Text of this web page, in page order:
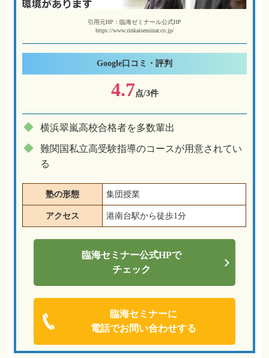
引用元HP：臨海ゼミナール公式HP
https://www.rinkaiseminar.co.jp/
Google 口コミ・評判
4.7点/3件
横浜翠嵐高校合格者を多数輩出
難関国私立高受験指導のコースが用意されてい
る
塾の形態 集団授業
アクセス 港南台駅から徒歩1分
臨海セミナー公式HPで
チェック
臨海セミナーに
電話でお問い合わせする